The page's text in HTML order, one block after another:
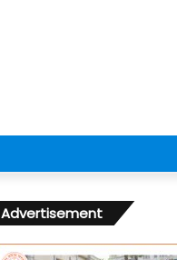
Advertisement